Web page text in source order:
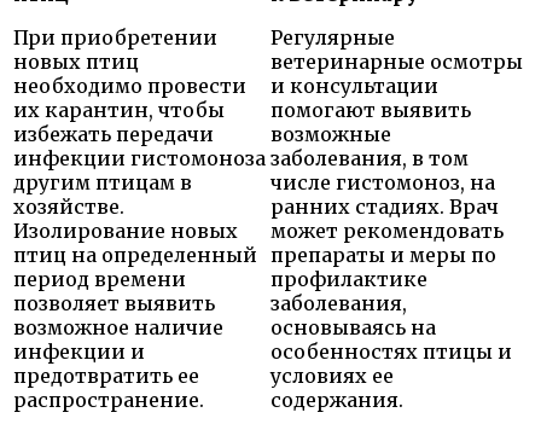
При приобретении
новых птиц
необходимо провести
их карантин, чтобы
избежать передачи
инфекции гистомоноза
другим птицам в
хозяйстве.
Изолирование новых
птиц на определенный
период времени
позволяет выявить
возможное наличие
инфекции и
предотвратить ее
распространение.
Регулярные
ветеринарные осмотры
и консультации
помогают выявить
возможные
заболевания, в том
числе гистомоноз, на
ранних стадиях. Врач
может рекомендовать
препараты и меры по
профилактике
заболевания,
основываясь на
особенностях птицы и
условиях ее
содержания.